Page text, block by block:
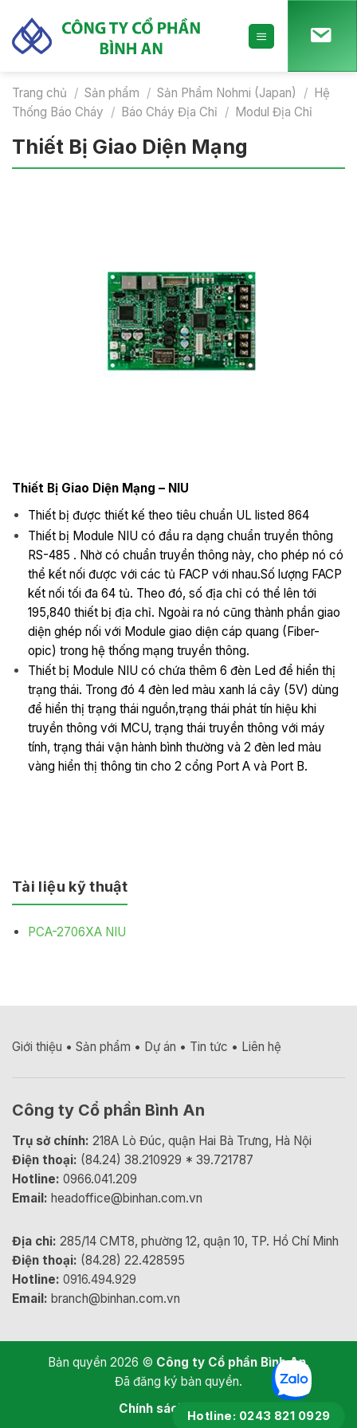
content
Trang chủ / Sản phẩm / Sản Phẩm Nohmi (Japan) / Hệ
Thống Báo Cháy / Báo Cháy Địa Chỉ / Modul Địa Chỉ
Thiết Bị Giao Diện Mạng
Thiết Bị Giao Diện Mạng – NIU
Thiết bị được thiết kế theo tiêu chuẩn UL listed 864
Thiết bị Module NIU có đầu ra dạng chuẩn truyền thông
RS-485 . Nhờ có chuẩn truyền thông này, cho phép nó có
thể kết nối được với các tủ FACP với nhau.Số lượng FACP
kết nối tối đa 64 tủ. Theo đó, số địa chỉ có thể lên tới
195,840 thiết bị địa chỉ. Ngoài ra nó cũng thành phần giao
diện ghép nối với Module giao diện cáp quang (Fiber-
opic) trong hệ thống mạng truyền thông.
Thiết bị Module NIU có chứa thêm 6 đèn Led để hiển thị
trạng thái. Trong đó 4 đèn led màu xanh lá cây (5V) dùng
để hiển thị trạng thái nguồn,trạng thái phát tín hiệu khi
truyền thông với MCU, trạng thái truyền thông với máy
tính, trạng thái vận hành bình thường và 2 đèn led màu
vàng hiển thị thông tin cho 2 cổng Port A và Port B.
Tài liệu kỹ thuật
PCA-2706XA NIU
Giới thiệu • Sản phẩm • Dự án • Tin tức • Liên hệ
Công ty Cổ phần Bình An
Trụ sở chính: 218A Lò Đúc, quận Hai Bà Trưng, Hà Nội
Điện thoại: (84.24) 38.210929 * 39.721787
Hotline: 0966.041.209
Email: headoffice@binhan.com.vn
Địa chỉ: 285/14 CMT8, phường 12, quận 10, TP. Hồ Chí Minh
Điện thoại: (84.28) 22.428595
Hotline: 0916.494.929
Email: branch@binhan.com.vn
Bản quyền 2026 © Công ty Cổ phần Bình An.
Đã đăng ký bản quyền.
Chính sách bảo mật
Hotline: 0243 821 0929